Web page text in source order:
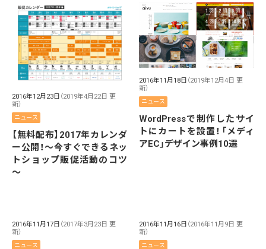
2016年12月23日 （2019年4月22日 更
新）
ニュース
【無料配布】2017年カレンダ
ー公開！～今すぐできるネッ
トショップ販促活動のコツ
～
2016年11月18日 （2019年12月4日 更
新）
ニュース
WordPressで制作したサイ
トにカートを設置！「メディ
アEC」デザイン事例10選
2016年11月17日 （2017年3月23日 更
新）
ニュース
2016年11月16日 （2016年11月9日 更
新）
ニュース